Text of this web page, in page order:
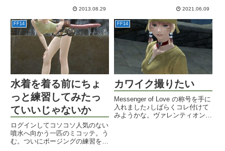
てそう。さて、ここんとこ釣りで
ちゃんと調理クエも済ませてお...
2013.08.29
トメニューのみの利用も可能。
2021.06.09
FF14
水着を着る前にちょ
っと練習してみたっ
ていいじゃないか
ログインしてコソコソ人気のない
噴水へ向かう一匹のミコッテ。う
む。ついにポージングの練習をす
FF14
カワイク撮りたい
Messenger of Love の称号を手に
入れました♪しばらくコレ付けて
みようかな。ヴァレンティオン終